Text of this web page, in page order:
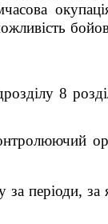
8
періоди, за